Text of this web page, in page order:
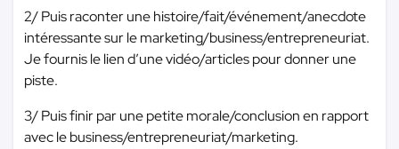
2/ Puis raconter une histoire/fait/événement/anecdote
intéressante sur le marketing/business/entrepreneuriat.
Je fournis le lien d’une vidéo/articles pour donner une
piste.
3/ Puis finir par une petite morale/conclusion en rapport
avec le business/entrepreneuriat/marketing.